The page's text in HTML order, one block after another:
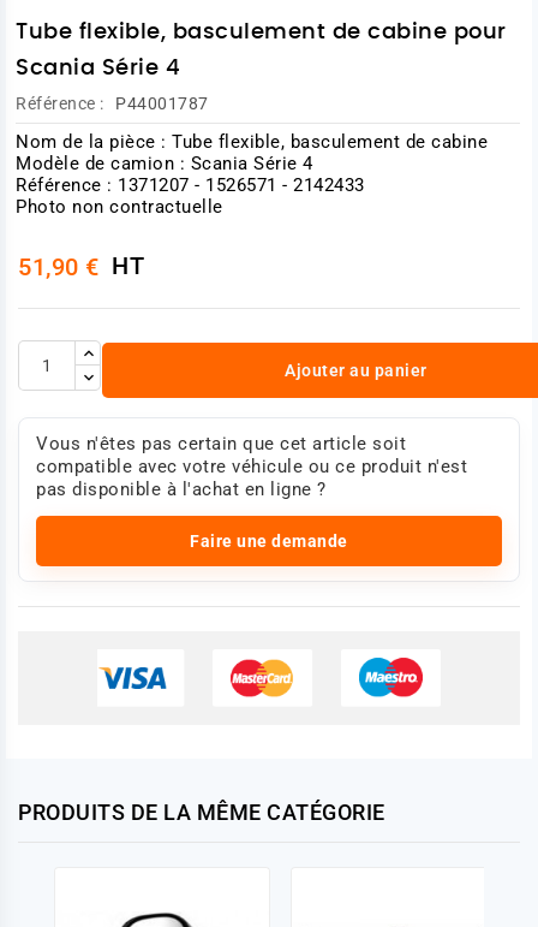
Tube flexible, basculement de cabine pour
Scania Série 4
Référence : P44001787
Nom de la pièce : Tube flexible, basculement de cabine
Modèle de camion : Scania Série 4
Référence : 1371207 - 1526571 - 2142433
Photo non contractuelle
51,90 € HT
Ajouter au panier
Vous n'êtes pas certain que cet article soit
compatible avec votre véhicule ou ce produit n'est
pas disponible à l'achat en ligne ?
Faire une demande
PRODUITS DE LA MÊME CATÉGORIE